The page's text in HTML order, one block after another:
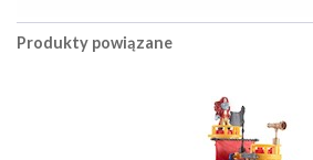
Produkty powiązane